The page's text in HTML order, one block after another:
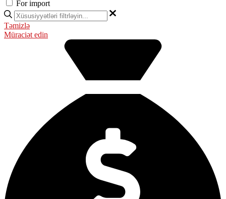
For import
Təmizlə
Müraciət edin